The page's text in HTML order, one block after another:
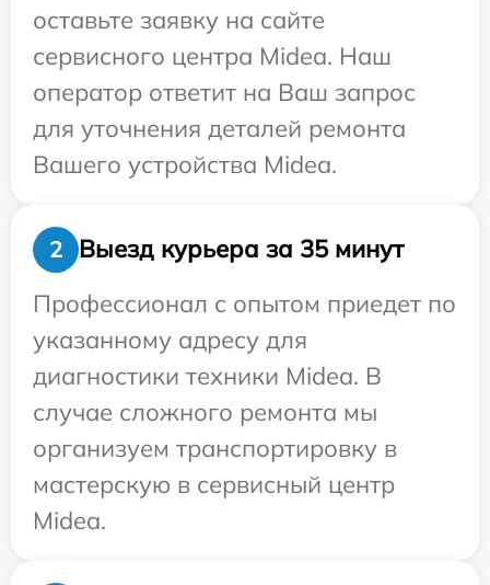
оставьте заявку на сайте
сервисного центра Midea. Наш
оператор ответит на Ваш запрос
для уточнения деталей ремонта
Вашего устройства Midea.
2
Выезд курьера за 35 минут
Профессионал с опытом приедет по
указанному адресу для
диагностики техники Midea. В
случае сложного ремонта мы
организуем транспортировку в
мастерскую в сервисный центр
Midea.